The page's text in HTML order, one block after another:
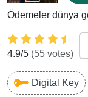
Ödemeler dünya
4.9/5 (55 votes)
Digital Key